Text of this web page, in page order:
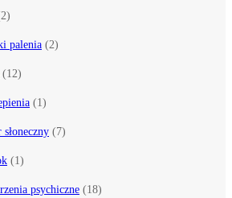
palenia (2)
(12)
(1)
słoneczny (7)
(1)
psychiczne (18)